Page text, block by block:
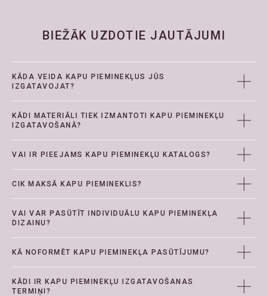
BIEŽĀK UZDOTIE JAUTĀJUMI
KĀDA VEIDA KAPU PIEMINEKĻUS JŪS
IZGATAVOJAT?
KĀDI MATERIĀLI TIEK IZMANTOTI KAPU PIEMINEKĻU
IZGATAVOŠANĀ?
VAI IR PIEEJAMS KAPU PIEMINEKĻU KATALOGS?
CIK MAKSĀ KAPU PIEMINEKLIS?
VAI VAR PASŪTĪT INDIVIDUĀLU KAPU PIEMINEKĻA
DIZAINU?
KĀ NOFORMĒT KAPU PIEMINEKĻA PASŪTĪJUMU?
KĀDI IR KAPU PIEMINEKĻU IZGATAVOŠANAS
TERMIŅI?